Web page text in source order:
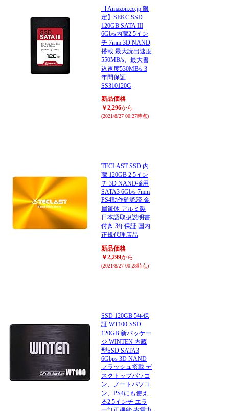
【Amazon.co.jp 限
定】SEKC SSD
120GB SATA III
6Gb/s内蔵2.5イン
チ 7mm 3D NAND
搭載 最大読出速度
550MB/s、最大書
込速度530MB/s 3
年間保証 –
SS310120G
新品価格
￥2,296から
(2021/8/27 00:27時点)
TECLAST SSD 内
蔵 120GB 2.5イン
チ 3D NAND採用
SATA3 6Gb/s 7mm
PS4動作確認済 金
属筐体 アルミ製
日本語取扱説明書
付き 3年保証 国内
正規代理店品
新品価格
￥2,299から
(2021/8/27 00:28時点)
SSD 120GB 5年保
証 WT100-SSD-
120GB 新パッケー
ジ WINTEN 内蔵
型SSD SATA3
6Gbps 3D NAND
フラッシュ搭載 デ
スクトップパソコ
ン、ノートパソコ
ン、PS4にも使え
る2.5インチ エラ